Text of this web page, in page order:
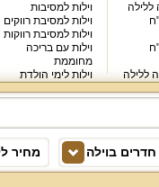
ש"ח
ש"ח
וילות למסיבות
וילות למסיבת רווקים
וילות למסיבת רווקות
וילות עם בריכה
מחוממת
וילות לימי הולדת
בוילה מחיר